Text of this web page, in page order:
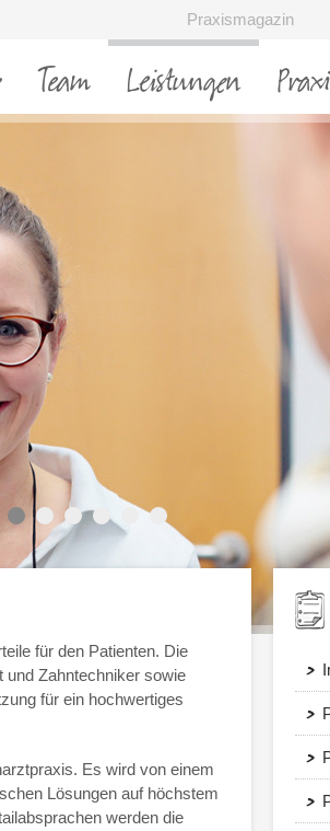
Praxismagazin
Leistungen
Team
für den Patienten. Die
und Zahntechniker sowie
für ein hochwertiges
Es wird von einem
Lösungen auf höchstem
werden die